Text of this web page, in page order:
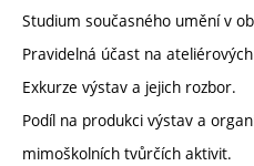
Studium současného umění v
Pravidelná účast na
Exkurze výstav a jejich rozbor.
Podíl na produkci výstav a
mimoškolních tvůrčích aktivit.